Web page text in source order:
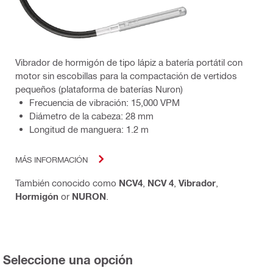
Vibrador de hormigón de tipo lápiz a batería portátil con
motor sin escobillas para la compactación de vertidos
pequeños (plataforma de baterías Nuron)
Frecuencia de vibración: 15,000 VPM
Diámetro de la cabeza: 28 mm
Longitud de manguera: 1.2 m
MÁS INFORMACIÓN
También conocido como NCV4, NCV 4, Vibrador
Hormigón or NURON
Seleccione una opción